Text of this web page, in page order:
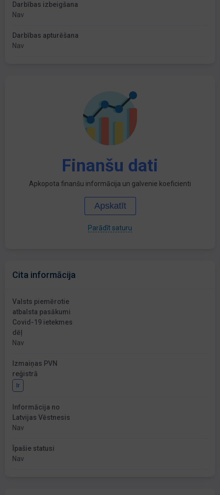
Darbības izbeigšana
Nav
Darbības apturēšana
Nav
Finanšu dati
Apkopota finanšu informācija un galvenie koeficienti
Apskatīt
Parādīt saturu
Cita informācija
Valsts piemērotie
atbalsta pasākumi
Covid-19 ietekmes
dēļ
Nav
Izmaiņas PVN
reģistrā
Ir
Informācija no
Latvijas Vēstnesis
Nav
Īpašie statusi
Nav